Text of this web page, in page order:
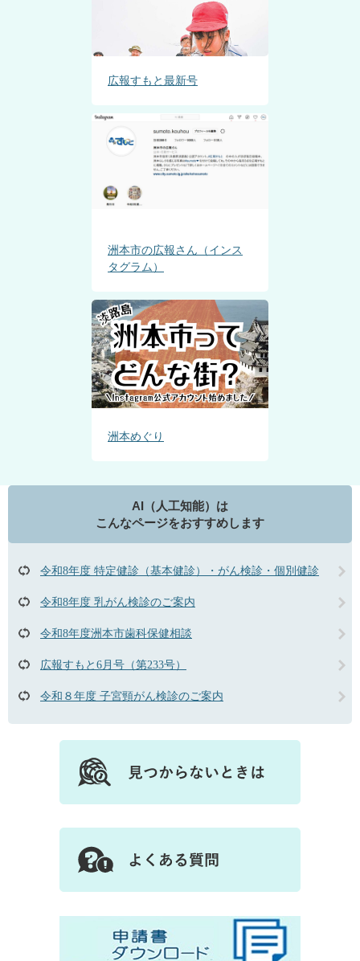
広報すもと最新号
洲本市の広報さん（インス
タグラム）
洲本めぐり
AI（人工知能）は
こんなページをおすすめします
令和8年度 特定健診（基本健診）・がん検診・個別健診
令和8年度 乳がん検診のご案内
令和8年度洲本市歯科保健相談
広報すもと6月号（第233号）
令和８年度 子宮頸がん検診のご案内